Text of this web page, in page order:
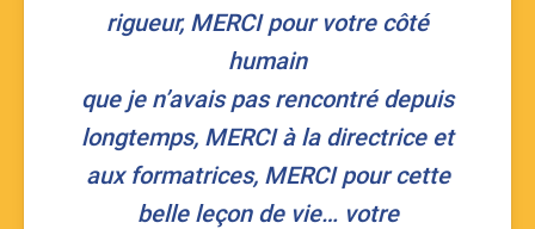
rigueur, MERCI pour votre côté
humain
que je n’avais pas rencontré depuis
longtemps, MERCI à la directrice et
aux formatrices, MERCI pour cette
belle leçon de vie… votre